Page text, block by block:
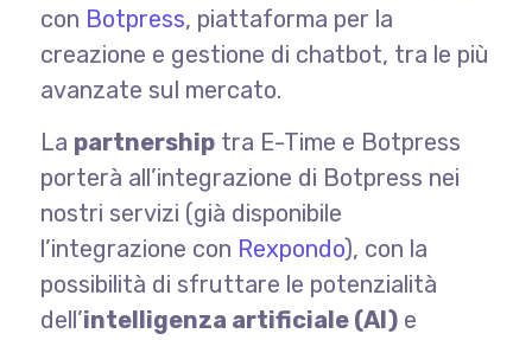
con Botpress, piattaforma per la
creazione e gestione di chatbot, tra le più
avanzate sul mercato.
La partnershiptra E-Time e Botpress
porterà all’integrazione di Botpress nei
nostri servizi (già disponibile
l’integrazione con Rexpondo), con la
possibilità di sfruttare le potenzialità
dell’intelligenza artificiale (AI)e